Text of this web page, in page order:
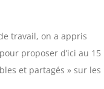
travail, on a appris
proposer d’ici au 15
et partagés » sur les